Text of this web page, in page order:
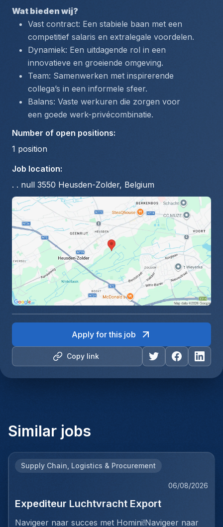
Wat bieden wij?
Vast contract: Een stabiele baan met een
competitief salaris en extralegale voordelen.
Dynamiek: Een uitdagende rol in een
innovatieve en groeiende omgeving.
Team: Samenwerken met inspirerende
collega’s in een informele sfeer.
Balans: Vaste werkuren die zorgen voor
een goede werk-privécombinatie.
Number of open positions:
1 position
Job location:
. . null 3550 Heusden-Zolder, Belgium
Copy link
Apply for this job
Similar jobs
Supply Chain, Logistics & Procurement
06/08/2026
Expediteur Luchtvracht Export
Navigeer naar succes met Homini!Navigeer naar